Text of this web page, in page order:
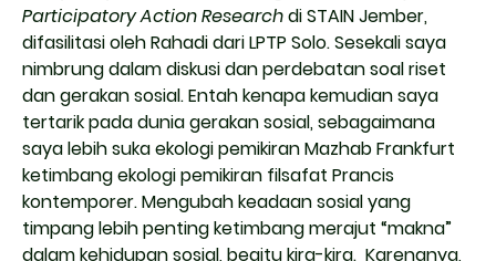
Participatory Action Researchdi STAIN Jember,
difasilitasi oleh Rahadi dari LPTP Solo. Sesekali saya
nimbrung dalam diskusi dan perdebatan soal riset
dan gerakan sosial. Entah kenapa kemudian saya
tertarik pada dunia gerakan sosial, sebagaimana
saya lebih suka ekologi pemikiran Mazhab Frankfurt
ketimbang ekologi pemikiran filsafat Prancis
kontemporer. Mengubah keadaan sosial yang
timpang lebih penting ketimbang merajut “makna”
dalam kehidupan sosial, begitu kira-kira. Karenanya,